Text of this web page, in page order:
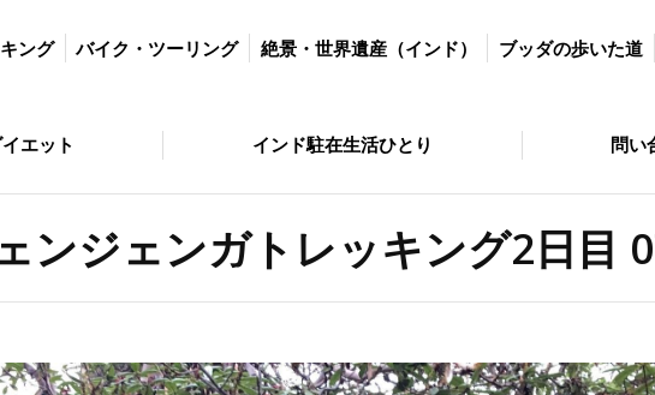
ング バイク・ツーリング 絶景・世界遺産（インド） ブッダの歩いた道
エット インド駐在生活ひとり 問い
ンジェンガトレッキング2日目
ーリング 絶景・世界遺産（インド） ブッダの歩いた道 絶景・世界遺産（イ